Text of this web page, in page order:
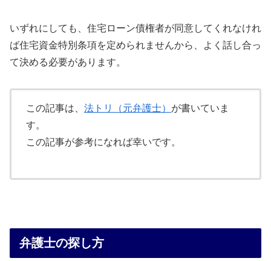
いずれにしても、住宅ローン債権者が同意してくれなけれ
ば住宅資金特別条項を定められませんから、よく話し合っ
て決める必要があります。
この記事は、 法トリ（元弁護士） が書いていま
す。
この記事が参考になれば幸いです。
弁護士の探し方